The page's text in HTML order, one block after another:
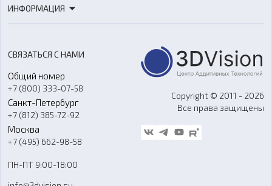
Расходные материалы
Оборудование и материалы для вакуумного литья
Аксессуары и прочее оборудование
Программное обеспечение
3D-моделирование
Ремонт и услуги
ИНФОРМАЦИЯ
О компании
Контакты
Гос. закупки
Стать дилером
Блог
СВЯЗАТЬСЯ С НАМИ
Общий номер
+7 (800) 333-07-58
Санкт-Петербург
+7 (812) 385-72-92
Москва
+7 (495) 662-98-58
ПН-ПТ 9:00-18:00
Copyright © 2011 - 2026
Все права защищены